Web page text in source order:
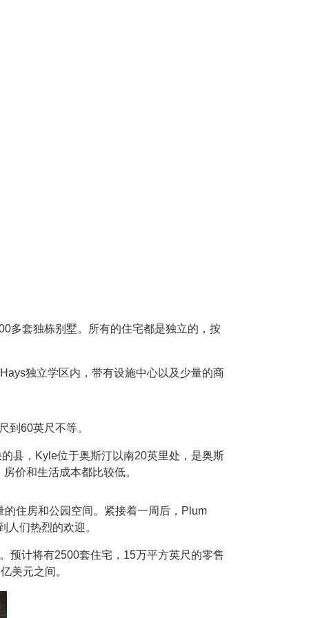
多套独栋别墅。所有的住宅都是独立的，按
独立学区内，带有设施中心以及少量的商
到60英尺不等。
县，Kyle位于奥斯汀以南20英里处，是奥斯
价和生活成本都比较低。
住房和公园空间。紧接着一周后，Plum
们热烈的欢迎。
预计将有2500套住宅，15万平方英尺的零售
美元之间。